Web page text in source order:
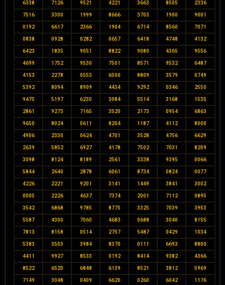
6338 7126 9521 4221 3663 8505 2336
7516 3300 1999 8666 3703 1900 9001
0192 6617 2366 1904 6714 8560 7071
0838 0928 0282 0657 6418 4748 4132
6423 1835 9051 8822 9080 4365 9556
4699 1752 9530 7501 8571 9532 6487
4153 2278 0553 6500 8809 3579 0749
5392 8094 8909 4434 9292 0346 2550
9475 5197 6230 3084 5514 3168 1535
2861 9273 7165 3520 2173 0954 6863
9650 8024 0611 8204 1187 4112 8000
4906 2330 0624 4701 3528 4756 6629
2639 5852 6927 4178 7502 7031 8209
3098 8124 8189 2561 3338 9395 0066
5844 2640 2878 6061 8734 0824 0077
4226 2221 9201 3141 1449 3841 3002
0005 2226 4637 7374 2001 7112 0895
3542 6868 9785 8775 3325 7039 3953
5587 4300 7060 4683 0688 3040 8155
7813 8158 0514 2757 5487 0429 1034
5383 3503 3984 8370 0111 6693 8800
4411 9927 8533 0192 8414 9382 4366
8522 6520 6848 6139 8521 3812 5969
7149 3048 0409 6620 0260 6042 1176